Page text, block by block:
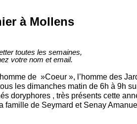
à Mollens
toutes les semaines,
votre nom et email.
de »Coeur », l’homme des
les dimanches matin de 6h à 9h
doryphores , très présents cette
famille de Seymard et Senay